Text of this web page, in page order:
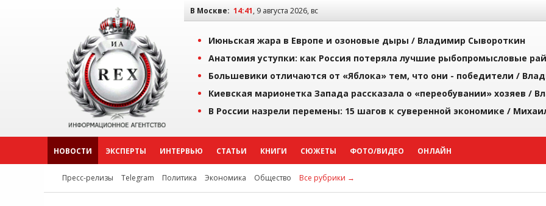
В Москве: 14:41, 9 августа 2026, вс
Июньская жара в Европе и озоновые дыры / Владимир Сывороткин
Анатомия уступки: как Россия потеряла лучшие рыбопромысловые
Большевики отличаются от «Яблока» тем, что они - победители /
Киевская марионетка Запада рассказала о «переобувании» хозяев /
В России назрели перемены: 15 шагов к суверенной экономике /
НОВОСТИ ЭКСПЕРТЫ ИНТЕРВЬЮ СТАТЬИ КНИГИ СЮЖЕТЫ ФОТО/ВИДЕО ОНЛАЙН
Пресс-релизы Telegram Политика Экономика Общество Все рубрики →